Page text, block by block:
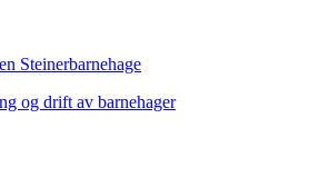
Steinerbarnehage
og drift av barnehager